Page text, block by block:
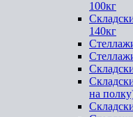
100кг
140кг
на